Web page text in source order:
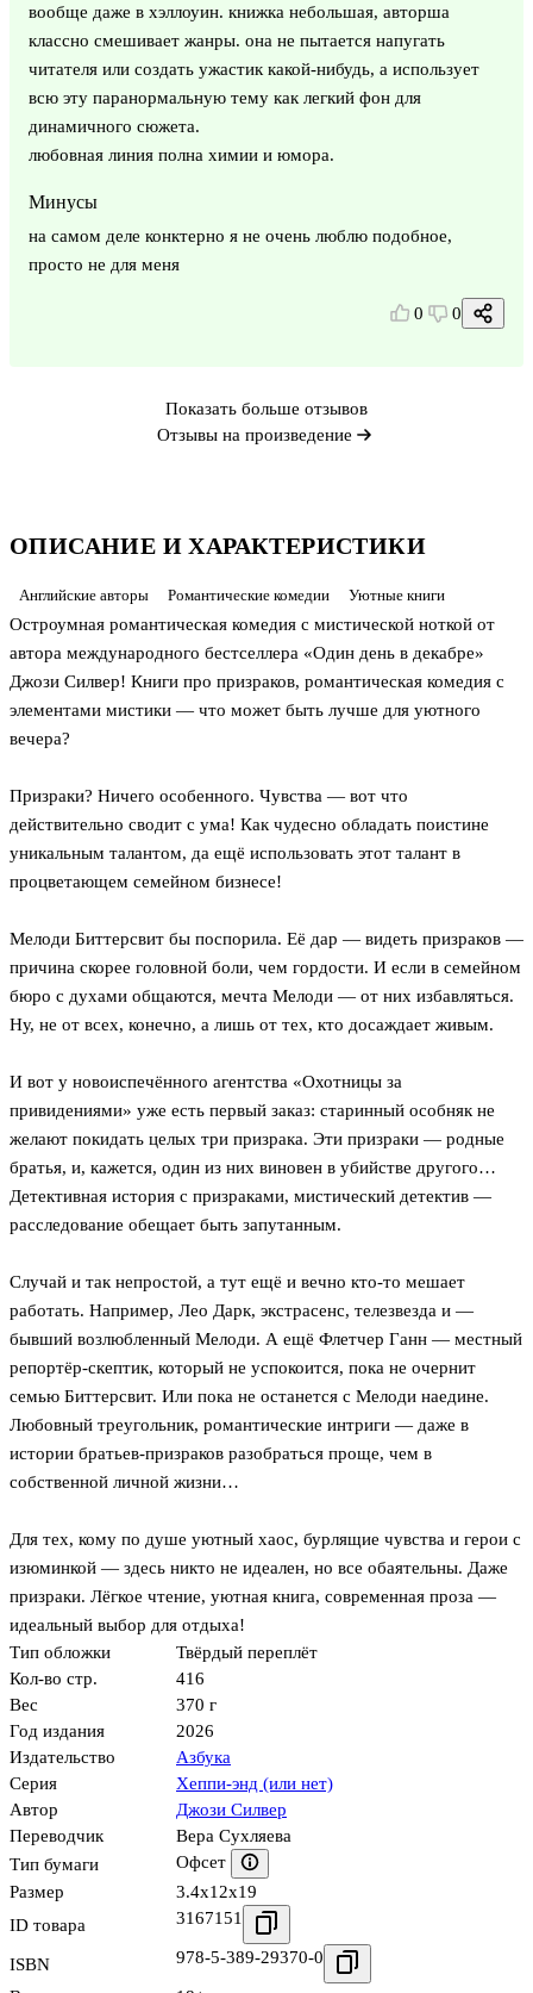
ОПИСАНИЕ И ХАРАКТЕРИСТИКИ
Английские авторы Романтические комедии Уютные книги
Остроумная романтическая комедия с мистической ноткой от
автора международного бестселлера «Один день в декабре»
Джози Силвер! Книги про призраков, романтическая комедия с
элементами мистики — что может быть лучше для уютного
вечера?
Призраки? Ничего особенного. Чувства — вот что
действительно сводит с ума! Как чудесно обладать поистине
уникальным талантом, да ещё использовать этот талант в
процветающем семейном бизнесе!
Мелоди Биттерсвит бы поспорила. Её дар — видеть призраков —
причина скорее головной боли, чем гордости. И если в семейном
бюро с духами общаются, мечта Мелоди — от них избавляться.
Ну, не от всех, конечно, а лишь от тех, кто досаждает живым.
И вот у новоиспечённого агентства «Охотницы за
привидениями» уже есть первый заказ: старинный особняк не
желают покидать целых три призрака. Эти призраки — родные
братья, и, кажется, один из них виновен в убийстве другого…
Детективная история с призраками, мистический детектив —
расследование обещает быть запутанным.
Случай и так непростой, а тут ещё и вечно кто‑то мешает
работать. Например, Лео Дарк, экстрасенс, телезвезда и —
бывший возлюбленный Мелоди. А ещё Флетчер Ганн — местный
репортёр‑скептик, который не успокоится, пока не очернит
семью Биттерсвит. Или пока не останется с Мелоди наедине.
Любовный треугольник, романтические интриги — даже в
истории братьев‑призраков разобраться проще, чем в
собственной личной жизни…
Для тех, кому по душе уютный хаос, бурлящие чувства и герои с
изюминкой — здесь никто не идеален, но все обаятельны. Даже
призраки. Лёгкое чтение, уютная книга, современная проза —
идеальный выбор для отдыха!
Тип обложки
Твёрдый переплёт
Кол-во стр.
416
Вес
370 г
Год издания
2026
Издательство
Азбука
Серия
Хеппи-энд (или нет)
Автор
Джози Силвер
Переводчик
Вера Сухляева
Тип бумаги
Офсет
Размер
3.4x12x19
ID товара
3167151
ISBN 978-5-389-29370-0
вообще даже в хэллоуин. книжка небольшая, авторша
классно смешивает жанры. она не пытается напугать
читателя или создать ужастик какой-нибудь, а использует
всю эту паранормальную тему как легкий фон для
динамичного сюжета.
любовная линия полна химии и юмора.
Минусы
на самом деле конктерно я не очень люблю подобное,
просто не для меня
0 0
Показать больше отзывов
Отзывы на произведение